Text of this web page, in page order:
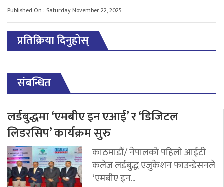
Published On : Saturday November 22, 2025
प्रतिक्रिया दिनुहोस्
संबन्धित
लर्डबुद्धमा ‘एमबीए इन एआई’ र ‘डिजिटल
लिडरसिप’ कार्यक्रम सुरु
काठमाडौं/ नेपालको पहिलो आईटी
कलेज लर्डबुद्ध एजुकेशन फाउन्डेसनले
‘एमबीए इन...